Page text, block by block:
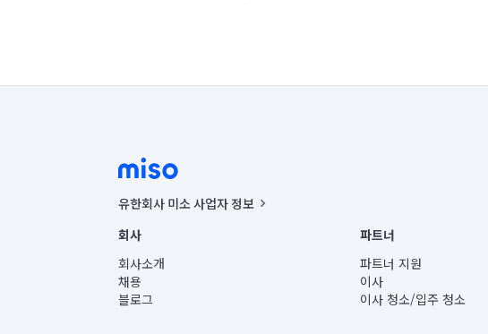
유한회사 미소 사업자 정보
사업자등록번호 : 291-87-00271 | 인허가번호 : 2016-3220163-14-5-00019 |
통신판매신고번호 : 2024-서울종로-1400(공정거래위원회 정보) |
대표이사 : CHING VICTOR COLUMBIA RHEE
주소 | 본사: 서울특별시 종로구 율곡로 6(중학동, 트윈트리빌딩) B동 5층
컨택센터 : 서울특별시 종로구 수송동 율곡로 24, 7층, 8층 미소
회사
회사소개
채용
블로그
파트너
파트너 지원
이사
이사 청소/입주 청소